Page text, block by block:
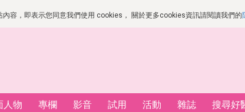
容，即表示您同意我們使用 cookies， 關於更多cookies資訊請閱讀我們的
人物 專欄 影音 試用 活動 雜誌 搜尋好